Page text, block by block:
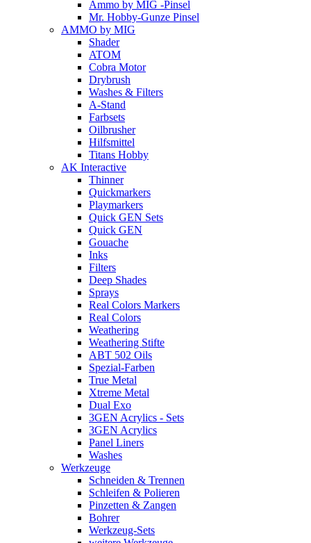
Ammo by MIG -Pinsel
Mr. Hobby-Gunze Pinsel
AMMO by MIG
Shader
ATOM
Cobra Motor
Drybrush
Washes & Filters
A-Stand
Farbsets
Oilbrusher
Hilfsmittel
Titans Hobby
AK Interactive
Thinner
Quickmarkers
Playmarkers
Quick GEN Sets
Quick GEN
Gouache
Inks
Filters
Deep Shades
Sprays
Real Colors Markers
Real Colors
Weathering
Weathering Stifte
ABT 502 Oils
Spezial-Farben
True Metal
Xtreme Metal
Dual Exo
3GEN Acrylics - Sets
3GEN Acrylics
Panel Liners
Washes
Werkzeuge
Schneiden & Trennen
Schleifen & Polieren
Pinzetten & Zangen
Bohrer
Werkzeug-Sets